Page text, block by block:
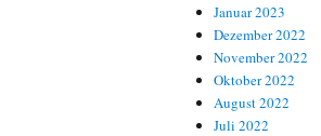
Januar 2023
Dezember 2022
November 2022
Oktober 2022
August 2022
Juli 2022